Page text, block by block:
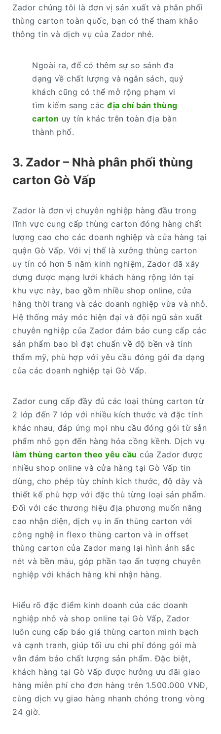
Zador chúng tôi là đơn vị sản xuất và phân phối
thùng carton toàn quốc, bạn có thể tham khảo
thông tin và dịch vụ của Zador nhé.
Ngoài ra, để có thêm sự so sánh đa
dạng về chất lượng và ngân sách, quý
khách cũng có thể mở rộng phạm vi
tìm kiếm sang các địa chỉ bán thùng
carton uy tín khác trên toàn địa bàn
thành phố.
3. Zador – Nhà phân phối thùng
carton Gò Vấp
Zador là đơn vị chuyên nghiệp hàng đầu trong
lĩnh vực cung cấp thùng carton đóng hàng chất
lượng cao cho các doanh nghiệp và cửa hàng tại
quận Gò Vấp. Với vị thế là xưởng thùng carton
uy tín có hơn 5 năm kinh nghiệm, Zador đã xây
dựng được mạng lưới khách hàng rộng lớn tại
khu vực này, bao gồm nhiều shop online, cửa
hàng thời trang và các doanh nghiệp vừa và nhỏ.
Hệ thống máy móc hiện đại và đội ngũ sản xuất
chuyên nghiệp của Zador đảm bảo cung cấp các
sản phẩm bao bì đạt chuẩn về độ bền và tính
thẩm mỹ, phù hợp với yêu cầu đóng gói đa dạng
của các doanh nghiệp tại Gò Vấp.
Zador cung cấp đầy đủ các loại thùng carton từ
2 lớp đến 7 lớp với nhiều kích thước và đặc tính
khác nhau, đáp ứng mọi nhu cầu đóng gói từ sản
phẩm nhỏ gọn đến hàng hóa cồng kềnh. Dịch vụ
làm thùng carton theo yêu cầu của Zador được
nhiều shop online và cửa hàng tại Gò Vấp tin
dùng, cho phép tùy chỉnh kích thước, độ dày và
thiết kế phù hợp với đặc thù từng loại sản phẩm.
Đối với các thương hiệu địa phương muốn nâng
cao nhận diện, dịch vụ in ấn thùng carton với
công nghệ in flexo thùng carton và in offset
thùng carton của Zador mang lại hình ảnh sắc
nét và bền màu, góp phần tạo ấn tượng chuyên
nghiệp với khách hàng khi nhận hàng.
Hiểu rõ đặc điểm kinh doanh của các doanh
nghiệp nhỏ và shop online tại Gò Vấp, Zador
luôn cung cấp báo giá thùng carton minh bạch
và cạnh tranh, giúp tối ưu chi phí đóng gói mà
vẫn đảm bảo chất lượng sản phẩm. Đặc biệt,
khách hàng tại Gò Vấp được hưởng ưu đãi giao
hàng miễn phí cho đơn hàng trên 1.500.000 VNĐ,
cùng dịch vụ giao hàng nhanh chóng trong vòng
24 giờ.